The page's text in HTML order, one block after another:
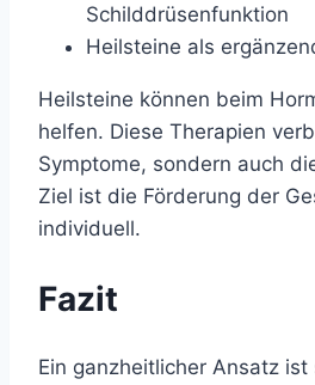
Schilddrüsenfunktion
Heilsteine als
Heilsteine können beim
helfen. Diese Therapien
Symptome, sondern auch
Ziel ist die Förderung der
individuell.
Fazit
Ein ganzheitlicher Ansatz